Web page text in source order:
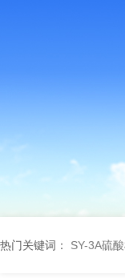
热门关键词： SY-3A硫